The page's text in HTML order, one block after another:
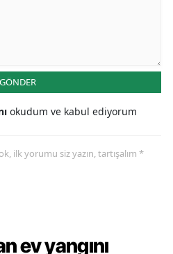
GÖNDER
okudum ve kabul ediyorum
ilk yorumu siz yazın, tartışalım *
ev yangını